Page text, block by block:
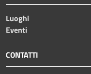
Luoghi
Eventi
CONTATTI